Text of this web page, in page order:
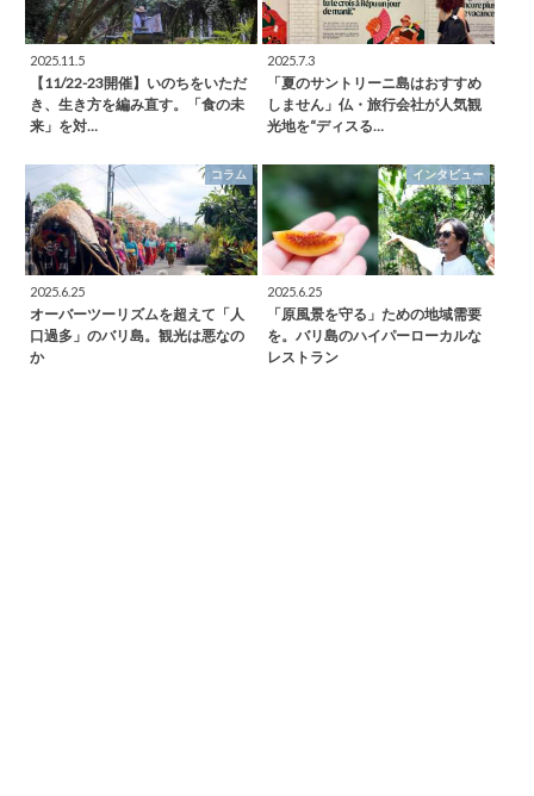
2025.11.5
【11/22-23開催】いのちをいただ
き、生き方を編み直す。「食の未
来」を対…
2025.7.3
「夏のサントリーニ島はおすすめ
しません」仏・旅行会社が人気観
光地を“ディスる…
コラム
2025.6.25
オーバーツーリズムを超えて「人
口過多」のバリ島。観光は悪なの
か
インタビュー
2025.6.25
「原風景を守る」ための地域需要
を。バリ島のハイパーローカルな
レストラン